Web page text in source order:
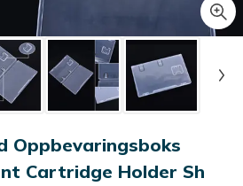
Oppbevaringsboks
Cartridge Holder Sh